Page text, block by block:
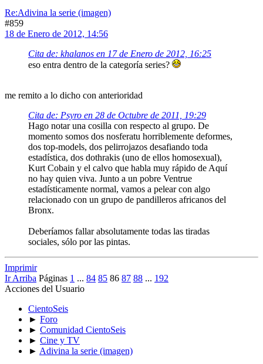
Re:Adivina la serie (imagen)
#859
18 de Enero de 2012, 14:56
Cita de: khalanos en 17 de Enero de 2012, 16:25
eso entra dentro de la categoría series?
me remito a lo dicho con anterioridad
Cita de: Psyro en 28 de Octubre de 2011, 19:29
Hago notar una cosilla con respecto al grupo. De
momento somos dos nosferatu horriblemente deformes,
dos top-models, dos pelirrojazos desafiando toda
estadística, dos dothrakis (uno de ellos homosexual),
Kurt Cobain y el calvo que habla muy rápido de Aquí
no hay quien viva. Junto a un pobre Ventrue
estadísticamente normal, vamos a pelear con algo
relacionado con un grupo de pandilleros africanos del
Bronx.
Deberíamos fallar absolutamente todas las tiradas
sociales, sólo por las pintas.
Imprimir
Ir Arriba Páginas 1 ... 84 85 86 87 88 ... 192
Acciones del Usuario
CientoSeis
► Foro
► Comunidad CientoSeis
► Cine y TV
► Adivina la serie (imagen)